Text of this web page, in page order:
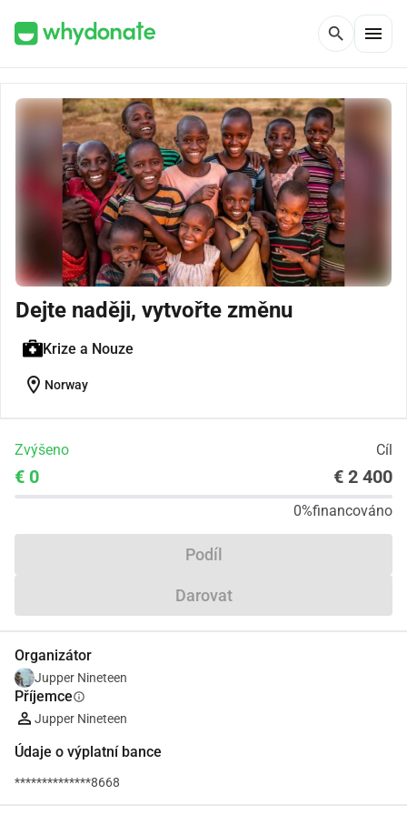
search menu
Dejte naději, vytvořte změnu
Krize a Nouze
location_on Norway
Zvýšeno Cíl
€ 0 € 2 400
0%financováno
Podíl
Darovat
Organizátor
Jupper Nineteen
Příjemceinfo
Jupper Nineteen
Údaje o výplatní bance
**************8668